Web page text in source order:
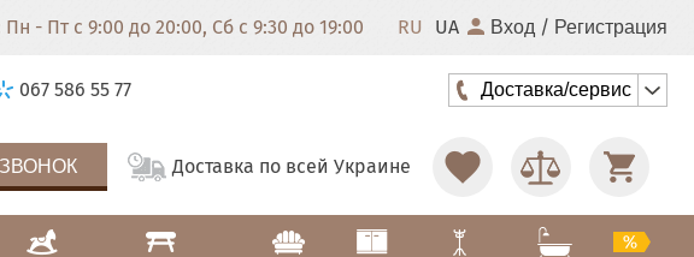
Пн - Пт с 9:00 до 20:00, Сб с 9:30 до 19:00 RU UA Вход / Регистрация
067 586 55 77 Доставка/сервис
Доставка по всей Украине